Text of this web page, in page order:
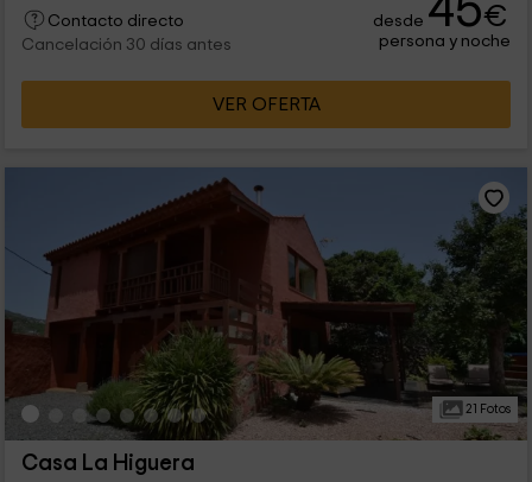
Contacto directo
Cancelación 30 días antes
desde €
persona y noche
VER OFERTA
21 Fotos
Casa La Higuera